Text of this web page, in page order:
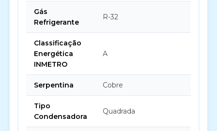
Gás
Refrigerante
R-32
Classificação
Energética
INMETRO
A
Serpentina Cobre
Tipo
Condensadora
Quadrada